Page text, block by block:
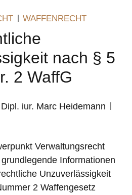
WAFFENRECHT
nach § 5
2 WaffG
iur. Marc Heidemann
Verwaltungsrecht
Informationen
Unzuverlässigkeit
2 Waffengesetz